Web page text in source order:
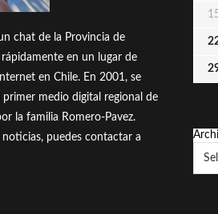
chat de la Provincia de
en un lugar de
en Chile. En 2001, se
medio digital regional de
la familia Romero-Pavez.
puedes contactar a